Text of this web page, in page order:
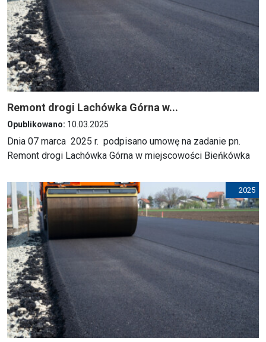
Remont drogi Lachówka Górna w...
Opublikowano: 10.03.2025
Dnia 07 marca 2025 r. podpisano umowę na zadanie pn.
Remont drogi Lachówka Górna w miejscowości Bieńkówka
2025